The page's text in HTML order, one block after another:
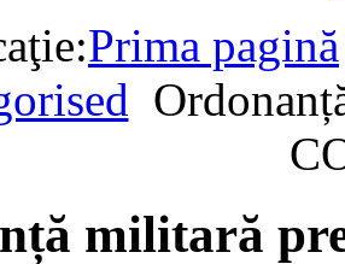
Prima pagină
militară